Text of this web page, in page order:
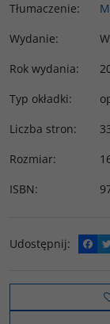
Tłumaczenie:
Wydanie:
Rok wydania:
Typ okładki:
Liczba stron:
Rozmiar:
ISBN:
Udostępnij:
F
a
e
o
t
t